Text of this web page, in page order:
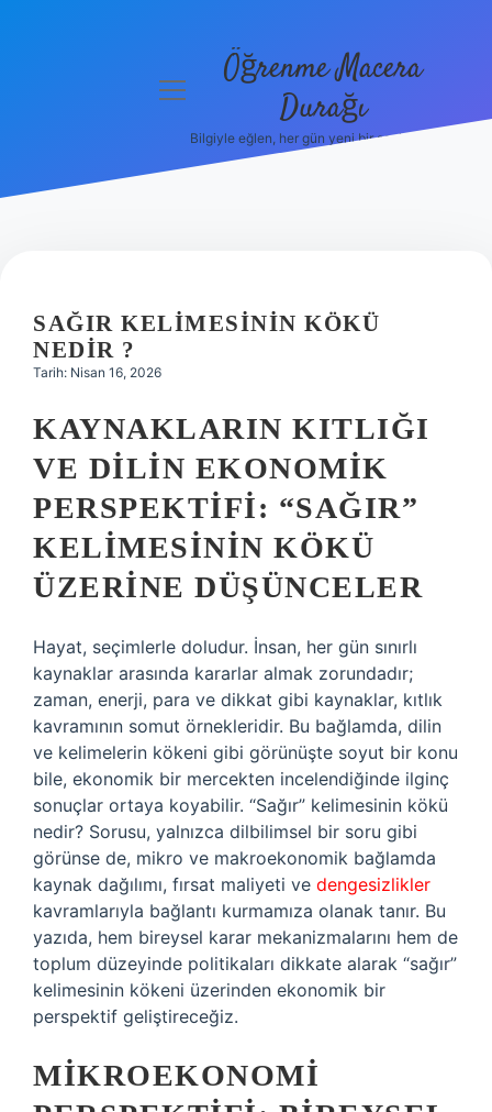
Hakkımızda
menüyü Öğrenme Macera
Durağı
Bilgiyle eğlen, her gün yeni bir şeyler öğren!
SAĞIR KELIMESININ KÖKÜ
NEDIR ?
Tarih: Nisan 16, 2026
KAYNAKLARIN KITLIĞI
VE DILIN EKONOMIK
PERSPEKTIFI: “SAĞIR”
KELIMESININ KÖKÜ
ÜZERINE DÜŞÜNCELER
Hayat, seçimlerle doludur. İnsan, her gün sınırlı
kaynaklar arasında kararlar almak zorundadır;
zaman, enerji, para ve dikkat gibi kaynaklar, kıtlık
kavramının somut örnekleridir. Bu bağlamda, dilin
ve kelimelerin kökeni gibi görünüşte soyut bir konu
bile, ekonomik bir mercekten incelendiğinde ilginç
sonuçlar ortaya koyabilir. “Sağır” kelimesinin kökü
nedir? Sorusu, yalnızca dilbilimsel bir soru gibi
görünse de, mikro ve makroekonomik bağlamda
kaynak dağılımı, fırsat maliyeti ve dengesizlikler
kavramlarıyla bağlantı kurmamıza olanak tanır. Bu
yazıda, hem bireysel karar mekanizmalarını hem de
toplum düzeyinde politikaları dikkate alarak “sağır”
kelimesinin kökeni üzerinden ekonomik bir
perspektif geliştireceğiz.
MIKROEKONOMI